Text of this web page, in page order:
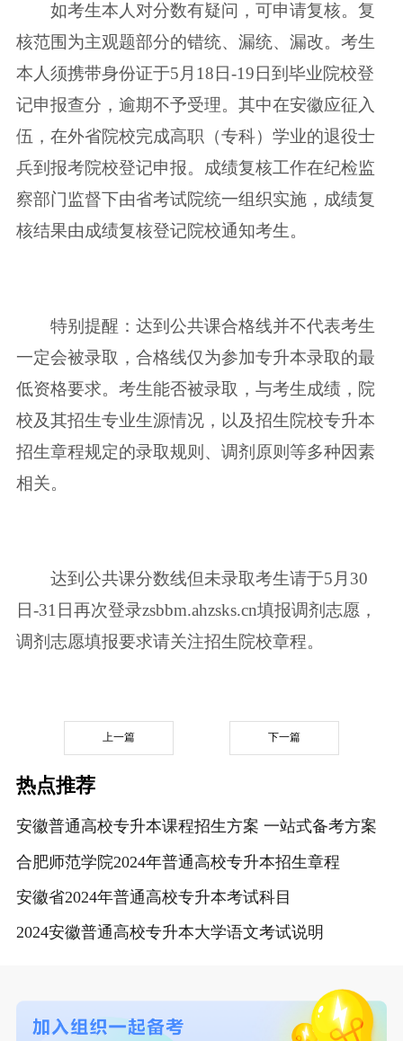
如考生本人对分数有疑问，可申请复核。复
核范围为主观题部分的错统、漏统、漏改。考生
本人须携带身份证于5月18日-19日到毕业院校登
记申报查分，逾期不予受理。其中在安徽应征入
伍，在外省院校完成高职（专科）学业的退役士
兵到报考院校登记申报。成绩复核工作在纪检监
察部门监督下由省考试院统一组织实施，成绩复
核结果由成绩复核登记院校通知考生。
特别提醒：达到公共课合格线并不代表考生
一定会被录取，合格线仅为参加专升本录取的最
低资格要求。考生能否被录取，与考生成绩，院
校及其招生专业生源情况，以及招生院校专升本
招生章程规定的录取规则、调剂原则等多种因素
相关。
达到公共课分数线但未录取考生请于5月30
日-31日再次登录zsbbm.ahzsks.cn填报调剂志愿，
调剂志愿填报要求请关注招生院校章程。
上一篇 下一篇
热点推荐
安徽普通高校专升本课程招生方案 一站式备考方案
合肥师范学院2024年普通高校专升本招生章程
安徽省2024年普通高校专升本考试科目
2024安徽普通高校专升本大学语文考试说明